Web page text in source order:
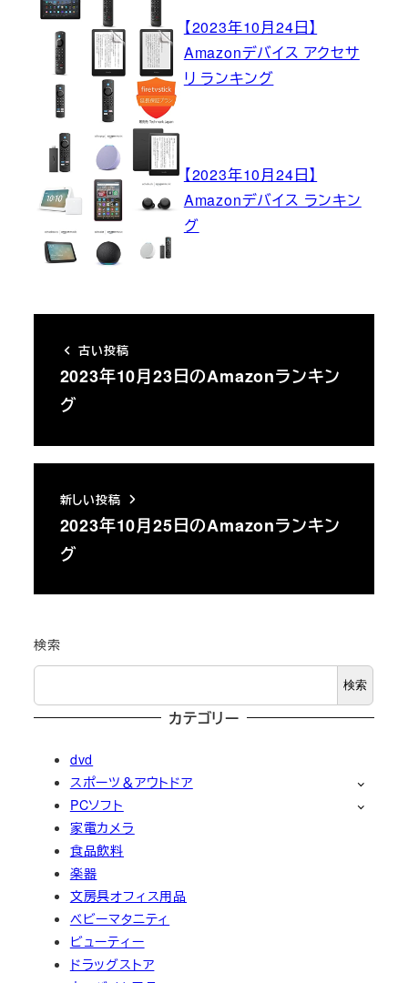
【2023年10月24日】
Amazonデバイス アクセサ
リ ランキング
【2023年10月24日】
Amazonデバイス ランキン
グ
古い投稿
2023年10月23日のAmazonランキン
グ
新しい投稿
2023年10月25日のAmazonランキン
グ
検索
検索
カテゴリー
dvd
スポーツ＆アウトドア
PCソフト
家電カメラ
食品飲料
楽器
文房具オフィス用品
ベビーマタニティ
ビューティー
ドラッグストア